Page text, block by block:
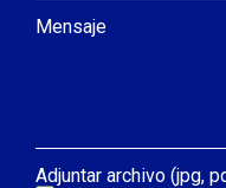
Mensaje
Adjuntar archivo (jpg,